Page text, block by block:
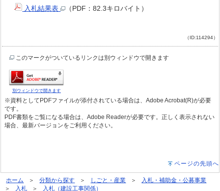
入札結果表 （PDF：82.3キロバイト）
（ID:114294）
このマークがついているリンクは別ウィンドウで開きます
別ウィンドウで開きます
※資料としてPDFファイルが添付されている場合は、Adobe Acrobat(R)が必要
です。
PDF書類をご覧になる場合は、Adobe Readerが必要です。正しく表示されない
場合、最新バージョンをご利用ください。
ページの先頭へ
ホーム 分類から探す しごと・産業
入札・補助金・公募事業
入札
入札（建設工事関係）